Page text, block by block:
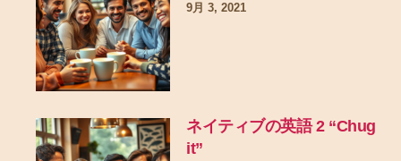
9月 3, 2021
ネイティブの英語 2 “Chug
it”